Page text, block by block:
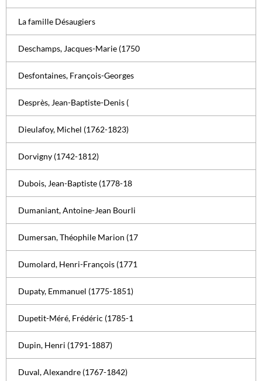
La famille Désaugiers
Deschamps, Jacques-Marie (1750
Desfontaines, François-Georges
Desprès, Jean-Baptiste-Denis (
Dieulafoy, Michel (1762-1823)
Dorvigny (1742-1812)
Dubois, Jean-Baptiste (1778-18
Dumaniant, Antoine-Jean Bourli
Dumersan, Théophile Marion (17
Dumolard, Henri-François (1771
Dupaty, Emmanuel (1775-1851)
Dupetit-Méré, Frédéric (1785-1
Dupin, Henri (1791-1887)
Duval, Alexandre (1767-1842)